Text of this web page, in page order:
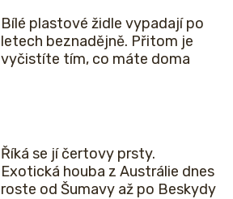
Bílé plastové židle vypadají po
letech beznadějně. Přitom je
vyčistíte tím, co máte doma
Říká se jí čertovy prsty.
Exotická houba z Austrálie dnes
roste od Šumavy až po Beskydy